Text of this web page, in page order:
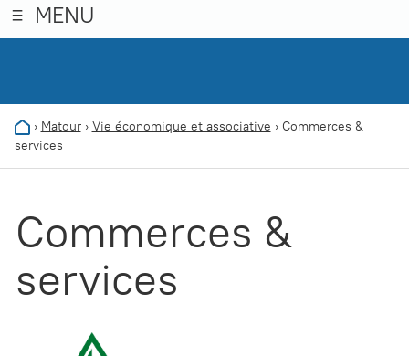
MENU
› Matour› Vie économique et associative › Commerces &
services
Commerces &
services